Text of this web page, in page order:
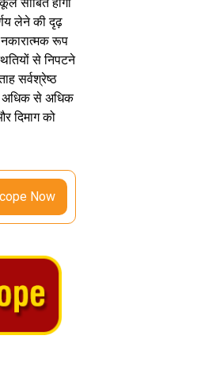
लेने की दृढ़
रूप
से निपटने
सर्वश्रेष्ठ
से अधिक
दिमाग को
Now